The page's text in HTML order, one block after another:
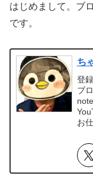
はじめまして。ブ
です。
ち
登
ブ
お